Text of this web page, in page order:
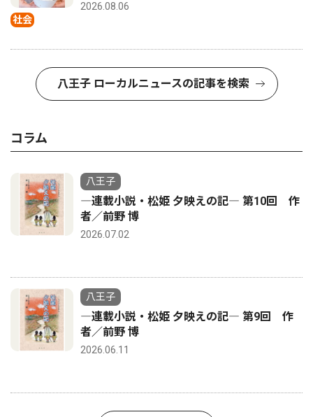
社会
2026.08.06
八王子 ローカルニュースの記事を検索
コラム
八王子
―連載小説・松姫 夕映えの記― 第10回 作
者／前野 博
2026.07.02
八王子
―連載小説・松姫 夕映えの記― 第9回 作
者／前野 博
2026.06.11